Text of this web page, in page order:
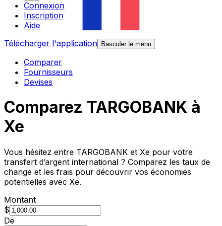
Connexion
Inscription
Aide
Télécharger l'application
Basculer le menu
Comparer
Fournisseurs
Devises
Comparez TARGOBANK à
Xe
Vous hésitez entre TARGOBANK et Xe pour votre
transfert d’argent international ? Comparez les taux de
change et les frais pour découvrir vos économies
potentielles avec Xe.
Montant
$
De